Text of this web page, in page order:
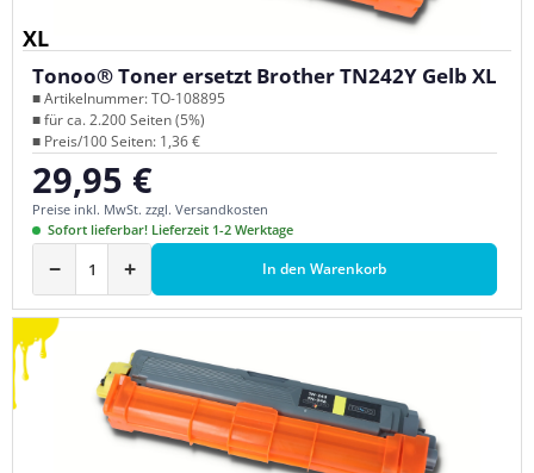
XL
Tonoo® Toner ersetzt Brother TN242Y Gelb XL
■ Artikelnummer: TO-108895
■ für ca. 2.200 Seiten (5%)
■ Preis/100 Seiten: 1,36 €
Regulärer Preis:
29,95 €
Preise inkl. MwSt. zzgl. Versandkosten
Sofort lieferbar! Lieferzeit 1-2 Werktage
− + In den Warenkorb